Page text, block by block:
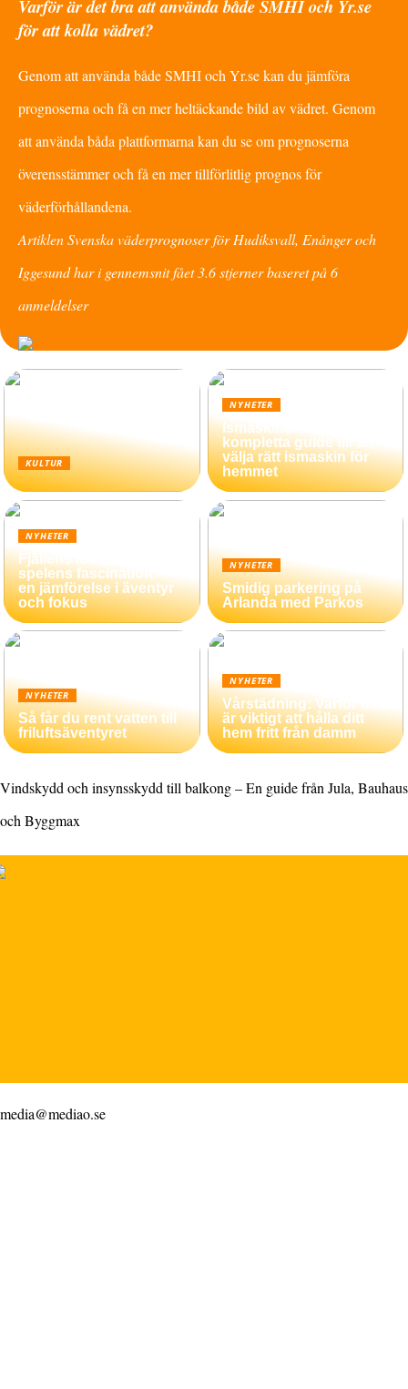
Varför är det bra att använda både SMHI och Yr.se
för att kolla vädret?
Genom att använda både SMHI och Yr.se kan du jämföra
prognoserna och få en mer heltäckande bild av vädret. Genom
att använda båda plattformarna kan du se om prognoserna
överensstämmer och få en mer tillförlitlig prognos för
väderförhållandena.
Artiklen Svenska väderprognoser för Hudiksvall, Enånger och
Iggesund har i gennemsnit fået3.6stjerner baseret på6
anmeldelser
KULTUR
NYHETER
Ismaskiner – Din
kompletta guide till att
välja rätt ismaskin för
hemmet
NYHETER
Fjällens lockelse och
spelens fascination –
en jämförelse i äventyr
och fokus
NYHETER
Smidig parkering på
Arlanda med Parkos
NYHETER
Så får du rent vatten till
friluftsäventyret
NYHETER
Vårstädning: Varför det
är viktigt att hålla ditt
hem fritt från damm
Vindskydd och insynsskydd till balkong – En guide från Jula, Bauhaus
och Byggmax
media@mediao.se